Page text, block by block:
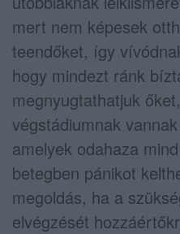
mert nem képesek
teendőket, így
hogy mindezt ránk
megnyugtathatjuk
végstádiumnak
amelyek odahaza
betegben pánikot
megoldás, ha a
elvégzését